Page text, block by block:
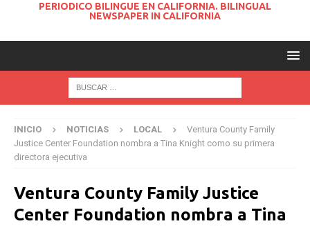
PERIODICO BILINGUE EN CALIFORNIA. BILINGUAL
NEWSPAPER IN CALIFORNIA
INICIO NOTICIAS LOCAL
Ventura County Family
Justice Center Foundation nombra a Tina Knight como su primera
directora ejecutiva
Ventura County Family Justice
Center Foundation nombra a Tina